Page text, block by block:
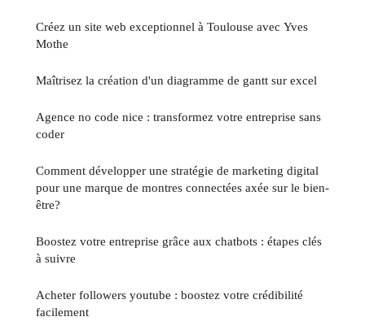
Créez un site web exceptionnel à Toulouse avec Yves
Mothe
Maîtrisez la création d'un diagramme de gantt sur excel
Agence no code nice : transformez votre entreprise sans
coder
Comment développer une stratégie de marketing digital
pour une marque de montres connectées axée sur le bien-
être?
Boostez votre entreprise grâce aux chatbots : étapes clés
à suivre
Acheter followers youtube : boostez votre crédibilité
facilement